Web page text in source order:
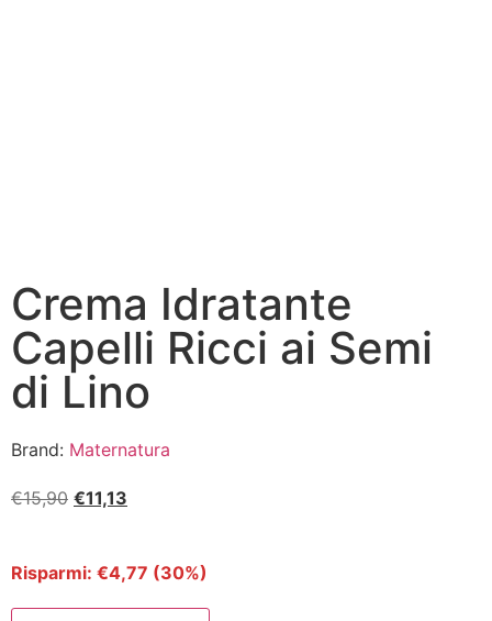
Crema Idratante
Capelli Ricci ai Semi
di Lino
Brand: Maternatura
€15,90 €11,13
Risparmi: €4,77 (30%)